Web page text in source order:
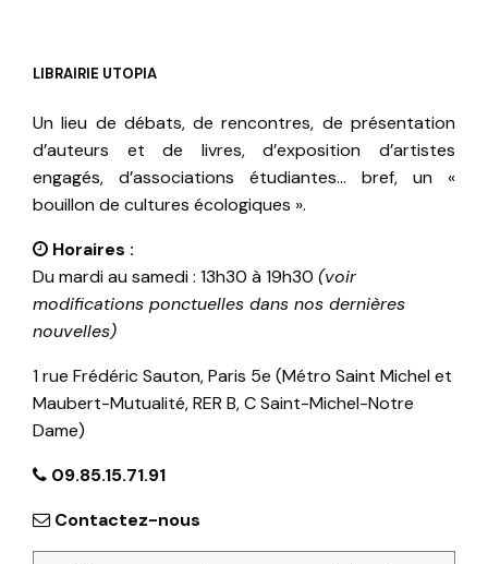
LIBRAIRIE UTOPIA
Un lieu de débats, de rencontres, de présentation
d’auteurs et de livres, d’exposition d’artistes
engagés, d’associations étudiantes… bref, un «
bouillon de cultures écologiques ».
Horaires :
Du mardi au samedi : 13h30 à 19h30 (voir
modifications ponctuelles dans nos dernières
nouvelles)
1 rue Frédéric Sauton, Paris 5e (Métro Saint Michel et
Maubert-Mutualité, RER B, C Saint-Michel-Notre
Dame)
09.85.15.71.91
Contactez-nous